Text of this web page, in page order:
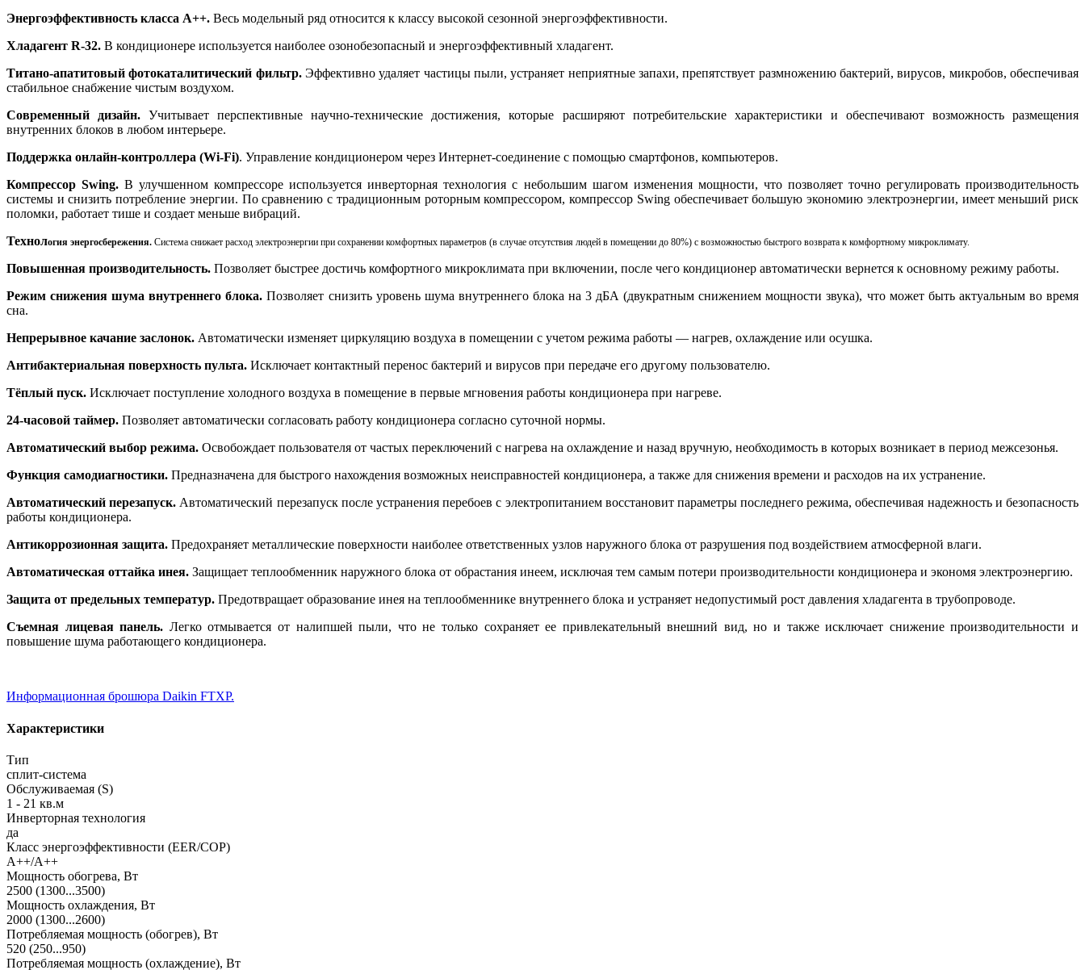
Энергоэффективность класса А++. Весь модельный ряд относится к классу высокой сезонной энергоэффективности.
Хладагент R-32. В кондиционере используется наиболее озонобезопасный и энергоэффективный хладагент.
Титано-апатитовый фотокаталитический фильтр.Эффективно удаляет частицы пыли, устраняет неприятные запахи, препятствует размножению бактерий, вирусов, микробов, обеспечивая
стабильное снабжение чистым воздухом.
Современный дизайн. Учитывает перспективные научно-технические достижения, которые расширяют потребительские характеристики и обеспечивают возможность размещения
внутренних блоков в любом интерьере.
Поддержка онлайн-контроллера (Wi-Fi). Управление кондиционером через Интернет-соединение с помощью смартфонов, компьютеров.
Компрессор Swing. В улучшенном компрессоре используется инверторная технология с небольшим шагом изменения мощности, что позволяет точно регулировать производительность
системы и снизить потребление энергии. По сравнению с традиционным роторным компрессором, компрессор Swing обеспечивает большую экономию электроэнергии, имеет меньший риск
поломки, работает тише и создает меньше вибраций.
Технология энергосбережения. Система снижает расход электроэнергии при сохранении комфортных параметров (в случае отсутствия людей в помещении до 80%) с возможностью быстрого возврата к комфортному микроклимату.
Повышенная производительность. Позволяет быстрее достичь комфортного микроклимата при включении, после чего кондиционер автоматически вернется к основному режиму работы.
Режим снижения шума внутреннего блока. Позволяет снизить уровень шума внутреннего блока на 3 дБА (двукратным снижением мощности звука), что может быть актуальным во время
сна.
Непрерывное качание заслонок. Автоматически изменяет циркуляцию воздуха в помещении с учетом режима работы — нагрев, охлаждение или осушка.
Антибактериальная поверхность пульта. Исключает контактный перенос бактерий и вирусов при передаче его другому пользователю.
Тёплый пуск. Исключает поступление холодного воздуха в помещение в первые мгновения работы кондиционера при нагреве.
24-часовой таймер. Позволяет автоматически согласовать работу кондиционера согласно суточной нормы.
Автоматический выбор режима. Освобождает пользователя от частых переключений с нагрева на охлаждение и назад вручную, необходимость в которых возникает в период межсезонья.
Функция самодиагностики. Предназначена для быстрого нахождения возможных неисправностей кондиционера, а также для снижения времени и расходов на их устранение.
Автоматический перезапуск. Автоматический перезапуск после устранения перебоев с электропитанием восстановит параметры последнего режима, обеспечивая надежность и безопасность
работы кондиционера.
Антикоррозионная защита. Предохраняет металлические поверхности наиболее ответственных узлов наружного блока от разрушения под воздействием атмосферной влаги.
Автоматическая оттайка инея. Защищает теплообменник наружного блока от обрастания инеем, исключая тем самым потери производительности кондиционера и экономя электроэнергию.
Защита от предельных температур. Предотвращает образование инея на теплообменнике внутреннего блока и устраняет недопустимый рост давления хладагента в трубопроводе.
Съемная лицевая панель. Легко отмывается от налипшей пыли, что не только сохраняет ее привлекательный внешний вид, но и также исключает снижение производительности и
повышение шума работающего кондиционера.
Информационная брошюра Daikin FTXP.
Характеристики
Тип
сплит-система
Обслуживаемая (S)
1 - 21 кв.м
Инверторная технология
да
Класс энергоэффективности (EER/COP)
A++/A++
Мощность обогрева, Вт
2500 (1300...3500)
Мощность охлаждения, Вт
2000 (1300...2600)
Потребляемая мощность (обогрев), Вт
520 (250...950)
Потребляемая мощность (охлаждение), Вт